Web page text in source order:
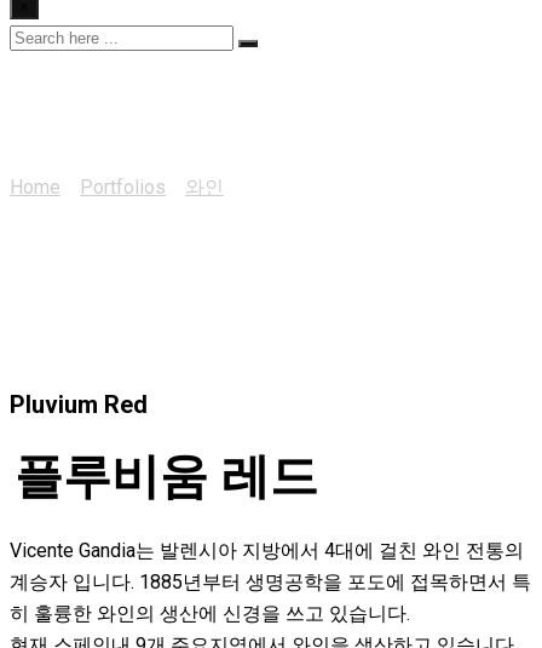
Home Portfolios 와인
Pluvium Red
플루비움 레드
Vicente Gandia는 발렌시아 지방에서 4대에 걸친 와인 전통의
계승자 입니다. 1885년부터 생명공학을 포도에 접목하면서 특
히 훌륭한 와인의 생산에 신경을 쓰고 있습니다.